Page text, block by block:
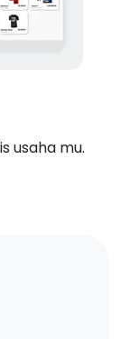
usaha mu.